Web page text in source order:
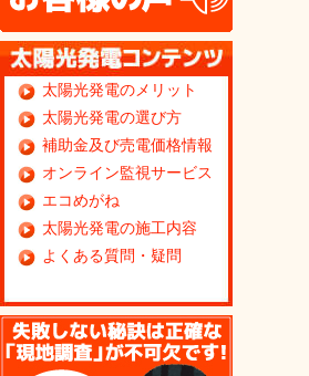
太陽光発電のメリット
太陽光発電の選び方
補助金及び売電価格情報
オンライン監視サービス
エコめがね
太陽光発電の施工内容
よくある質問・疑問